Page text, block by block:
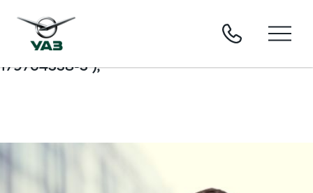
function gtag(){dataLayer.push(arguments);}
gtag('js', new Date()); gtag('config', 'UA-
179704338-3');